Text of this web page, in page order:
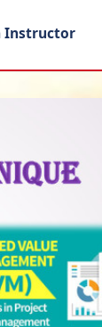
Instructor